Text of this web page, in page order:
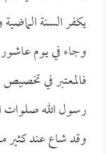
يكفر السنة الماضية
وجاء في يوم
فالمعتبر في تخصيص
رسول الله صلوات
وقد شاع عند كثير